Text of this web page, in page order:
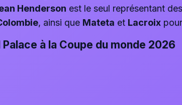
Henderson est le seul représentant des
, ainsi que Mateta et Lacroix
à la Coupe du monde 2026